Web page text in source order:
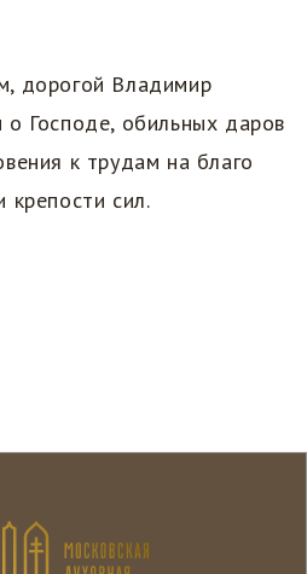
дорогой Владимир
Господе, обильных даров
к трудам на благо
крепости сил.